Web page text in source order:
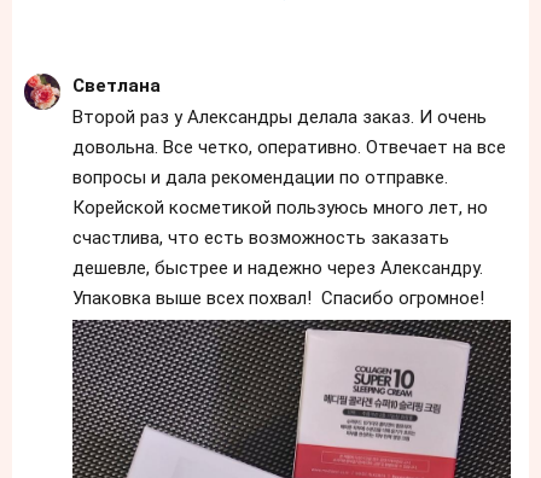
Светлана
Второй раз у Александры делала заказ. И очень
довольна. Все четко, оперативно. Отвечает на все
вопросы и дала рекомендации по отправке.
Корейской косметикой пользуюсь много лет, но
счастлива, что есть возможность заказать
дешевле, быстрее и надежно через Александру.
Упаковка выше всех похвал! Спасибо огромное!